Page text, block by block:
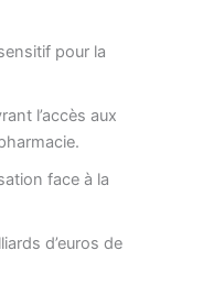
pour la
l’accès aux
face à la
d’euros de